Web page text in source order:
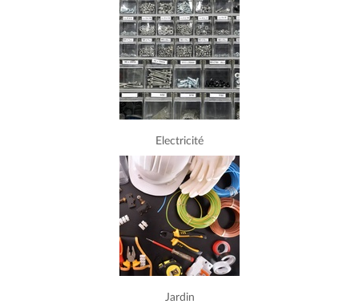
Electricité
Jardin